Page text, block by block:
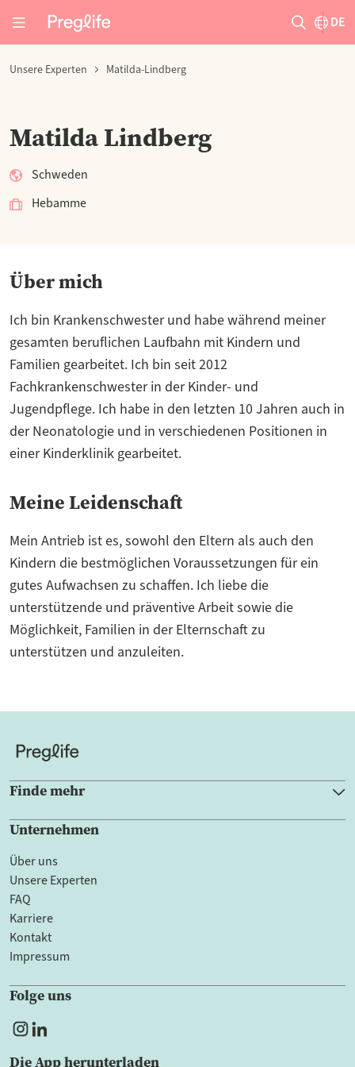
DE
Unsere Experten Matilda-Lindberg
Matilda Lindberg
Schweden
Hebamme
Über mich
Ich bin Krankenschwester und habe während meiner
gesamten beruflichen Laufbahn mit Kindern und
Familien gearbeitet. Ich bin seit 2012
Fachkrankenschwester in der Kinder- und
Jugendpflege. Ich habe in den letzten 10 Jahren auch in
der Neonatologie und in verschiedenen Positionen in
einer Kinderklinik gearbeitet.
Meine Leidenschaft
Mein Antrieb ist es, sowohl den Eltern als auch den
Kindern die bestmöglichen Voraussetzungen für ein
gutes Aufwachsen zu schaffen. Ich liebe die
unterstützende und präventive Arbeit sowie die
Möglichkeit, Familien in der Elternschaft zu
unterstützen und anzuleiten.
Finde mehr
Unternehmen
Über uns
Unsere Experten
FAQ
Karriere
Kontakt
Impressum
Folge uns
Die App herunterladen